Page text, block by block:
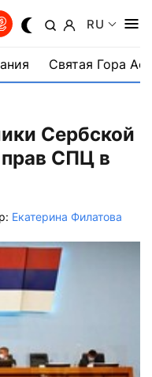
RU
Святая Гора
Сербской
СПЦ в
Екатерина Филатова